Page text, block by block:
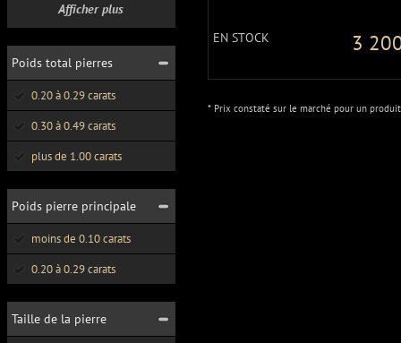
Afficher plus
Poids total pierres
0.20 à 0.29 carats
0.30 à 0.49 carats
plus de 1.00 carats
Poids pierre principale
moins de 0.10 carats
0.20 à 0.29 carats
Taille de la pierre
EN STOCK 3
* Prix constaté sur le marché pour un